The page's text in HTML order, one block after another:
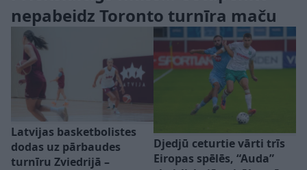
nepabeidz Toronto turnīra maču
Latvijas basketbolistes
dodas uz pārbaudes
turnīru Zviedrijā –
Djedjū ceturtie vārti trīs
Eiropas spēlēs, “Auda”